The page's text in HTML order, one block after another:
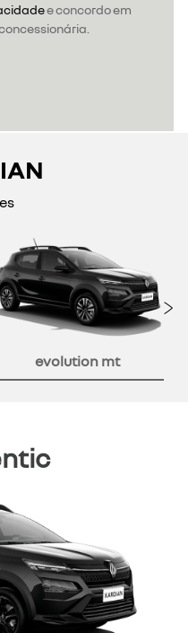
e concordo em
evolution mt